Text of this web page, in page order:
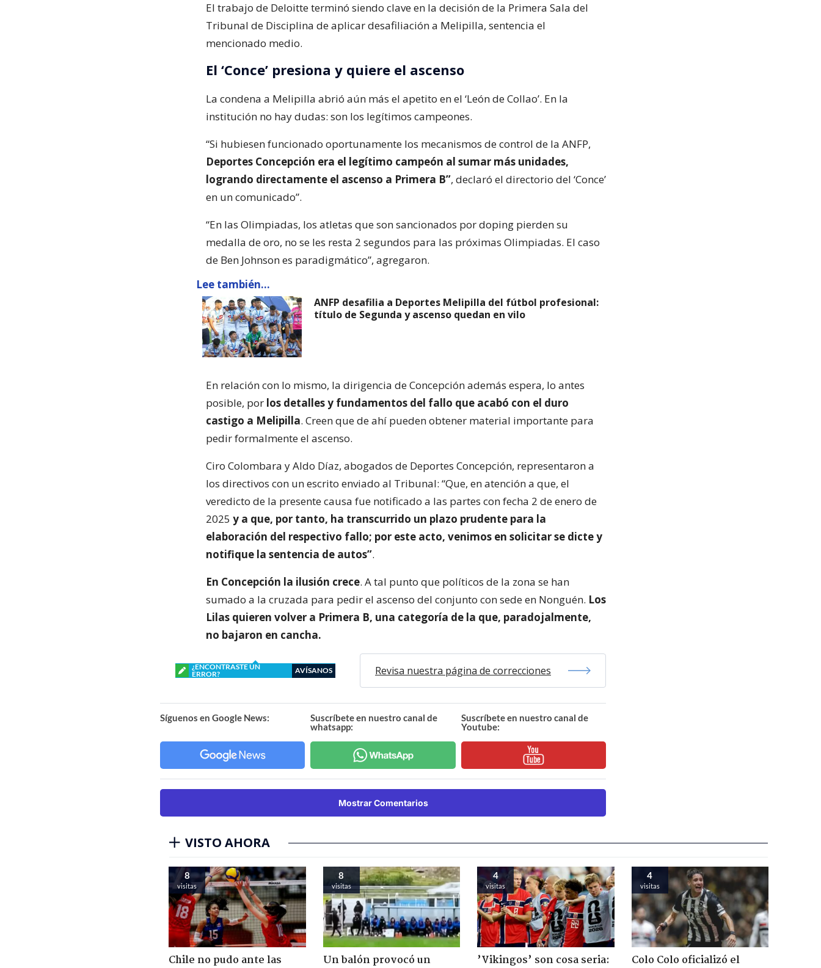
El trabajo de Deloitte terminó siendo clave en la decisión de la Primera Sala del
Tribunal de Disciplina de aplicar desafiliación a Melipilla, sentencia el
mencionado medio.
El ‘Conce’ presiona y quiere el ascenso
La condena a Melipilla abrió aún más el apetito en el ‘León de Collao’. En la
institución no hay dudas: son los legítimos campeones.
“Si hubiesen funcionado oportunamente los mecanismos de control de la ANFP,
Deportes Concepción era el legítimo campeón al sumar más unidades,
logrando directamente el ascenso a Primera B”, declaró el directorio del ‘Conce’
en un comunicado”.
“En las Olimpiadas, los atletas que son sancionados por doping pierden su
medalla de oro, no se les resta 2 segundos para las próximas Olimpiadas. El caso
de Ben Johnson es paradigmático”, agregaron.
Lee también...
ANFP desafilia a Deportes Melipilla del fútbol profesional:
título de Segunda y ascenso quedan en vilo
En relación con lo mismo, la dirigencia de Concepción además espera, lo antes
posible, por los detalles y fundamentos del fallo que acabó con el duro
castigo a Melipilla. Creen que de ahí pueden obtener material importante para
pedir formalmente el ascenso.
Ciro Colombara y Aldo Díaz, abogados de Deportes Concepción, representaron a
los directivos con un escrito enviado al Tribunal: “Que, en atención a que, el
veredicto de la presente causa fue notificado a las partes con fecha 2 de enero de
2025 y a que, por tanto, ha transcurrido un plazo prudente para la
elaboración del respectivo fallo; por este acto, venimos en solicitar se dicte y
notifique la sentencia de autos”.
En Concepción la ilusión crece. A tal punto que políticos de la zona se han
sumado a la cruzada para pedir el ascenso del conjunto con sede en Nonguén. Los
Lilas quieren volver a Primera B, una categoría de la que, paradojalmente,
no bajaron en cancha.
¿ENCONTRASTE UN
ERROR?
AVÍSANOS Revisa nuestra página de correcciones
Síguenos en Google News:
Suscríbete en nuestro canal de
whatsapp:
Suscríbete en nuestro canal de
Youtube:
Mostrar Comentarios
VISTO AHORA
8
visitas
Chile no pudo ante las
8
visitas
Un balón provocó un
4
visitas
’Vikingos’ son cosa seria:
4
visitas
Colo Colo oficializó el